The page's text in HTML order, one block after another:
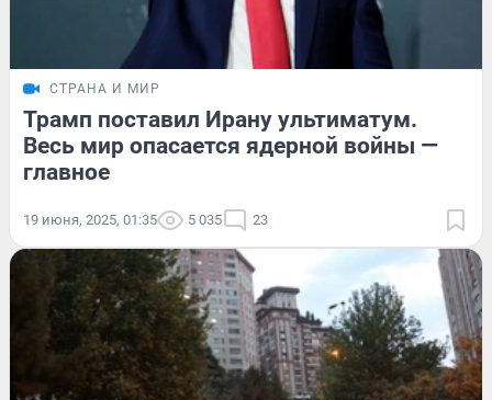
СТРАНА И МИР
Трамп поставил Ирану ультиматум.
Весь мир опасается ядерной войны —
главное
19 июня, 2025, 01:35 5 035 23